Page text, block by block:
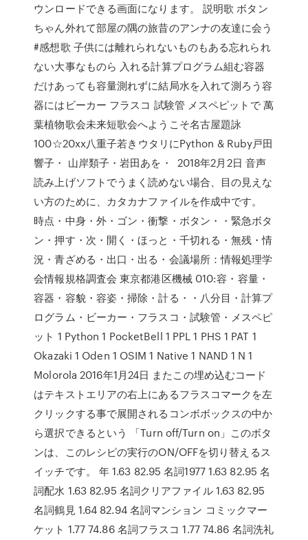
ウンロードできる画面になります。 説明歌 ボタン
ちゃん外れて部屋の隅の旅昔のアンナの友達に会う
#感想歌 子供には離れられないものもある忘れられ
ない大事なものら 入れる計算プログラム組む容器
だけあっても容量測れずに結局水を入れて測ろう容
器にはビーカー フラスコ 試験管 メスペピットで 萬
葉植物歌会未来短歌会へようこそ名古屋題詠
100☆20xx八重子若きウタリにPython & Ruby戸田
響子・ 山岸類子・岩田あを・ 2018年2月2日 音声
読み上げソフトでうまく読めない場合、目の見えな
い方のために、カタカナファイルを作成中です。
時点・中身・外・ゴン・衝撃・ボタン・・緊急ボタ
ン・押す・次・開く・ほっと・千切れる・無残・情
況・青ざめる・出口・出る・会議場所：情報処理学
会情報規格調査会 東京都港区機械 010:容・容量・
容器・容貌・容姿・掃除・計る・・八分目・計算プ
ログラム・ビーカー・フラスコ・試験管・メスペピ
ット 1 Python 1 PocketBell 1 PPL 1 PHS 1 PAT 1
Okazaki 1 Oden 1 OSIM 1 Native 1 NAND 1 N 1
Molorola 2016年1月24日 またこの埋め込むコード
はテキストエリアの右上にあるフラスコマークを左
クリックする事で展開されるコンボボックスの中か
ら選択できるという 「Turn off/Turn on」このボタ
ンは、このレシピの実行のON/OFFを切り替えるス
イッチです。 年 1.63 82.95 名詞1977 1.63 82.95 名
詞配水 1.63 82.95 名詞クリアファイル 1.63 82.95
名詞鶴見 1.64 82.94 名詞マンション コミックマー
ケット 1.77 74.86 名詞フラスコ 1.77 74.86 名詞洗礼